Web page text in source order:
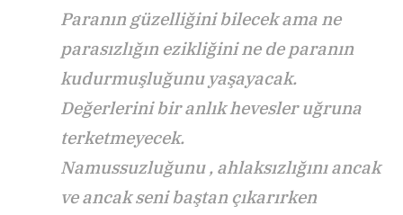
Paranın güzelliğini bilecek ama ne
parasızlığın ezikliğini ne de paranın
kudurmuşluğunu yaşayacak.
Değerlerini bir anlık hevesler uğruna
terketmeyecek.
Namussuzluğunu , ahlaksızlığını ancak
ve ancak seni baştan çıkarırken